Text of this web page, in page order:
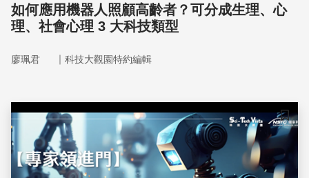
如何應用機器人照顧高齡者？可分成生理、心
理、社會心理 3 大科技類型
廖珮君 ｜ 科技大觀園特約編輯
儲存